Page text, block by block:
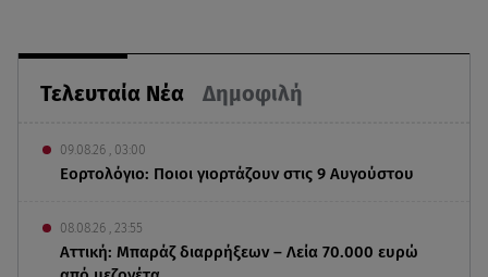
Τελευταία Νέα Δημοφιλή
09.08.26 , 03:00
Εορτολόγιο: Ποιοι γιορτάζουν στις 9 Αυγούστου
08.08.26 , 23:55
Αττική: Μπαράζ διαρρήξεων – Λεία 70.000 ευρώ